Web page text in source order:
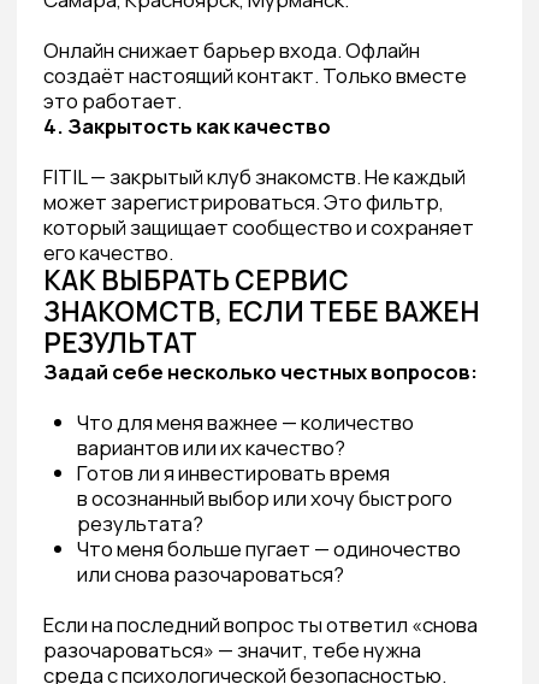
FITIL — закрытый Social Discovery клуб для
тех, кто готов к настоящему.